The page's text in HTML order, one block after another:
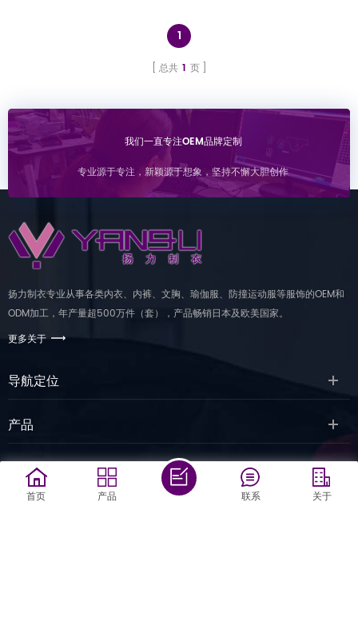
1
总共 1 页
我们一直专注OEM品牌定制
专业源于专注，新颖源于想象，坚持不懈大胆创作
扬力制衣专业从事各类内衣、内裤、文胸、瑜伽服、防撞运动服等服饰的OEM和
ODM加工，年产量超500万件（套），产品畅销日本及欧美国家。
更多关于
导航定位
产品
网站二维码
首页 产品 关于
联系